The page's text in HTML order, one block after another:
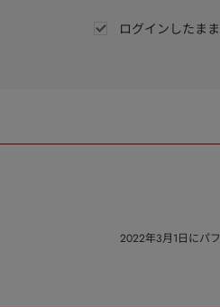
ログインしたま
2022年3月1日にパ